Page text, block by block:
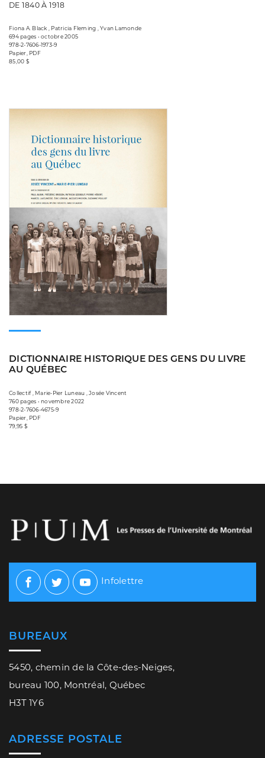
DE 1840 À 1918
Fiona A. Black , Patricia Fleming , Yvan Lamonde
694 pages • octobre 2005
978-2-7606-1973-9
Papier, PDF
85,00 $
DICTIONNAIRE HISTORIQUE DES GENS DU LIVRE
AU QUÉBEC
Collectif , Marie-Pier Luneau , Josée Vincent
760 pages • novembre 2022
978-2-7606-4675-9
Papier, PDF
79,95 $
Facebook
TwitterYoutube
Infolettre
BUREAUX
5450, chemin de la Côte-des-Neiges,
bureau 100, Montréal, Québec
H3T 1Y6
ADRESSE POSTALE